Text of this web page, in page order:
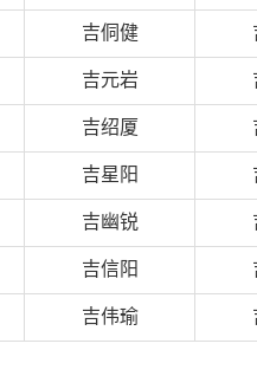
吉侗健
吉元岩
吉绍厦
吉星阳
吉幽锐
吉信阳
吉伟瑜